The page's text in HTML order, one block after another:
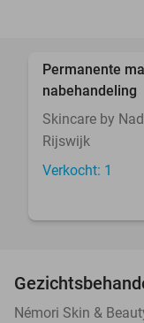
Permanente
nabehandeling
Skincare by
Rijswijk
Verkocht: 1
Némori Skin &